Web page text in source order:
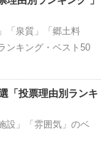
「泉質」「郷土料
ンキング・ベスト50
「投票理由別ランキ
設」「雰囲気」のベ